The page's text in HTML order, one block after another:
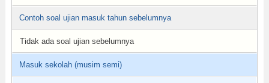
Contoh soal ujian masuk tahun sebelumnya
Tidak ada soal ujian sebelumnya
Masuk sekolah (musim semi)